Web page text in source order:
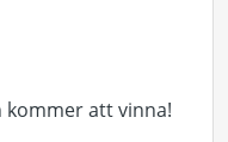
kommer att vinna!